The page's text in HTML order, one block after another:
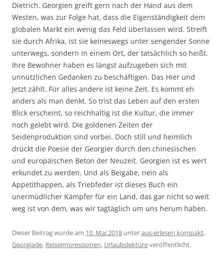
Dietrich. Georgien greift gern nach der Hand aus dem
Westen, was zur Folge hat, dass die Eigenständigkeit dem
globalen Markt ein wenig das Feld überlassen wird. Streift
sie durch Afrika, ist sie keineswegs unter sengender Sonne
unterwegs, sondern in einem Ort, der tatsächlich so heißt.
Ihre Bewohner haben es längst aufzugeben sich mit
unnützlichen Gedanken zu beschäftigen. Das Hier und
Jetzt zählt. Für alles andere ist keine Zeit. Es kommt eh
anders als man denkt. So trist das Leben auf den ersten
Blick erscheint, so reichhaltig ist die Kultur, die immer
noch gelebt wird. Die goldenen Zeiten der
Seidenproduktion sind vorbei. Doch still und heimlich
drückt die Poesie der Georgier durch den chinesischen
und europäischen Beton der Neuzeit. Georgien ist es wert
erkundet zu werden. Und als Beigabe, nein als
Appetithappen, als Triebfeder ist dieses Buch ein
unermüdlicher Kämpfer für ein Land, das gar nicht so weit
weg ist von dem, was wir tagtäglich um uns herum haben.
Dieser Beitrag wurde am 10. Mai 2018 unteraus-erlesen kompakt,
Georgiade, Reiseimpressionen, Urlaubslektüreveröffentlicht.